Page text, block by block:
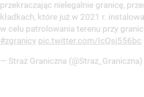
przekraczając nielegalnie granicę,
kładkach, które już w 2021 r.
w celu patrolowania terenu przy
#zgranicy pic.twitter.com/IcQsj556bc
— Straż Graniczna (@Straz_Graniczna)